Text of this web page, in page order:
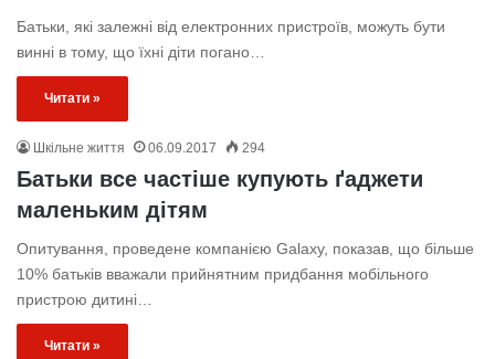
Батьки, які залежні від електронних пристроїв, можуть бути
винні в тому, що їхні діти погано…
Читати »
Шкільне життя 06.09.2017 294
Батьки все частіше купують ґаджети
маленьким дітям
Опитування, проведене компанією Galaxy, показав, що більше
10% батьків вважали прийнятним придбання мобільного
пристрою дитині…
Читати »